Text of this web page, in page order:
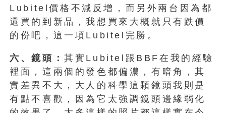
Lubitel價格不減反增，而另外兩台因為都
還買的到新品，我想買來大概就只有跌價
的份吧，這一項Lubitel完勝。
六、鏡頭：其實Lubitel跟BBF在我的經驗
裡面，這兩個的發色都偏濃，有暗角，其
實差異不大，大人的科學這顆鏡頭我則是
有點不喜歡，因為它太強調鏡頭邊緣弱化